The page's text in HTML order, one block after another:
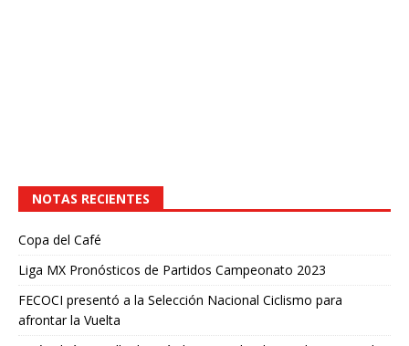
NOTAS RECIENTES
Copa del Café
Liga MX Pronósticos de Partidos Campeonato 2023
FECOCI presentó a la Selección Nacional Ciclismo para
afrontar la Vuelta